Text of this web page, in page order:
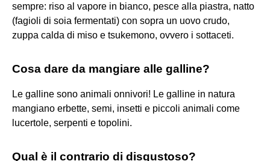
sempre: riso al vapore in bianco, pesce alla piastra, natto
(fagioli di soia fermentati) con sopra un uovo crudo,
zuppa calda di miso e tsukemono, ovvero i sottaceti.
Cosa dare da mangiare alle galline?
Le galline sono animali onnivori! Le galline in natura
mangiano erbette, semi, insetti e piccoli animali come
lucertole, serpenti e topolini.
Qual è il contrario di disgustoso?